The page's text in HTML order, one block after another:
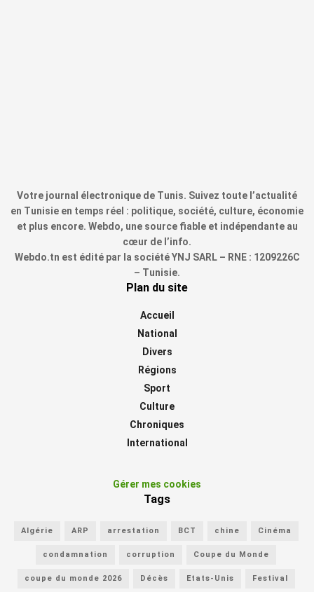
Votre journal électronique de Tunis. Suivez toute l’actualité
en Tunisie en temps réel : politique, société, culture, économie
et plus encore. Webdo, une source fiable et indépendante au
cœur de l’info.
Webdo.tn est édité par la société YNJ SARL – RNE : 1209226C
– Tunisie.
Plan du site
Accueil
National
Divers
Régions
Sport
Culture
Chroniques
International
Gérer mes cookies
Tags
Algérie ARP arrestation BCT chine Cinéma
condamnation corruption Coupe du Monde
coupe du monde 2026 Décès Etats-Unis Festival